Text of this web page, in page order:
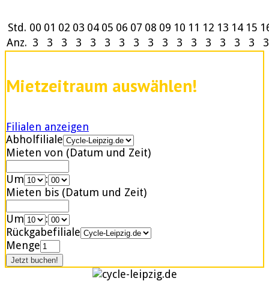
Std. 00 01 02 03 04 05 06 07 08 09 10 11 12 13 14 15
Anz. 3 3 3 3 3 3 3 3 3 3 3 3 3 3 3 3 3
Mietzeitraum auswählen!
Filialen anzeigen
Abholfiliale
Mieten von (Datum und Zeit)
Um
:
Mieten bis (Datum und Zeit)
Um
:
Rückgabefiliale
Menge